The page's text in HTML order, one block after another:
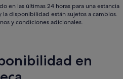
en las últimas 24 horas para una estancia
la disponibilidad están sujetos a cambios.
y condiciones adicionales.
en